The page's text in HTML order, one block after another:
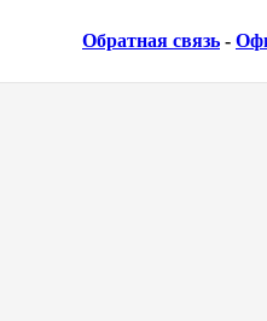
Обратная связь -